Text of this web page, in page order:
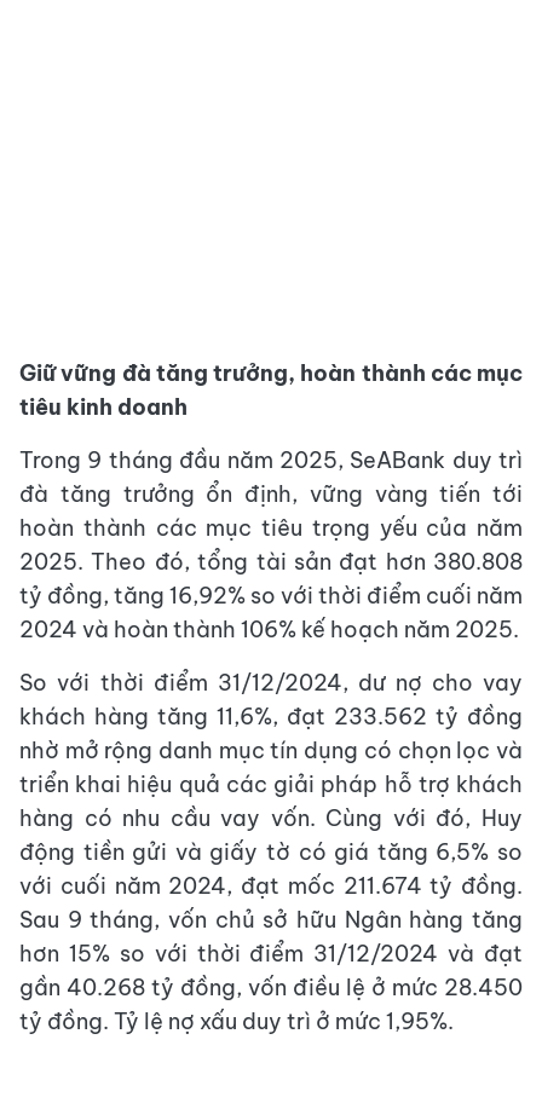
Giữ vững đà tăng trưởng, hoàn thành các mục
tiêu kinh doanh
Trong 9 tháng đầu năm 2025, SeABank duy trì
đà tăng trưởng ổn định, vững vàng tiến tới
hoàn thành các mục tiêu trọng yếu của năm
2025. Theo đó, tổng tài sản đạt hơn 380.808
tỷ đồng, tăng 16,92% so với thời điểm cuối năm
2024 và hoàn thành 106% kế hoạch năm 2025.
So với thời điểm 31/12/2024, dư nợ cho vay
khách hàng tăng 11,6%, đạt 233.562 tỷ đồng
nhờ mở rộng danh mục tín dụng có chọn lọc và
triển khai hiệu quả các giải pháp hỗ trợ khách
hàng có nhu cầu vay vốn. Cùng với đó, Huy
động tiền gửi và giấy tờ có giá tăng 6,5% so
với cuối năm 2024, đạt mốc 211.674 tỷ đồng.
Sau 9 tháng, vốn chủ sở hữu Ngân hàng tăng
hơn 15% so với thời điểm 31/12/2024 và đạt
gần 40.268 tỷ đồng, vốn điều lệ ở mức 28.450
tỷ đồng. Tỷ lệ nợ xấu duy trì ở mức 1,95%.